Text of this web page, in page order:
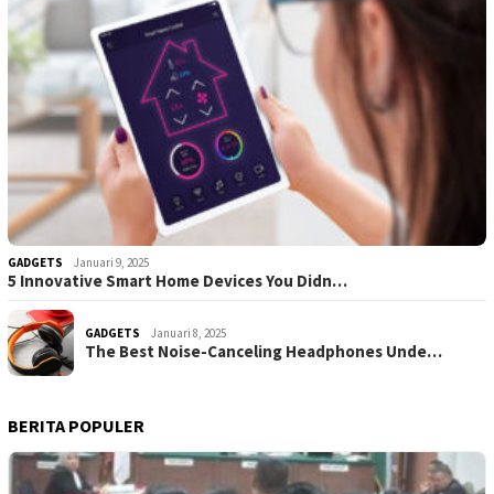
GADGETS Januari 9, 2025
5 Innovative Smart Home Devices You Didn…
GADGETS Januari 8, 2025
The Best Noise-Canceling Headphones Unde…
BERITA POPULER